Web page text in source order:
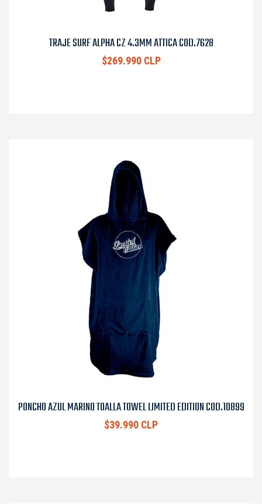
TRAJE SURF ALPHA CZ 4.3MM ATTICA COD.7628
$269.990 CLP
PONCHO AZUL MARINO TOALLA TOWEL LIMITED EDITION COD.10899
$39.990 CLP